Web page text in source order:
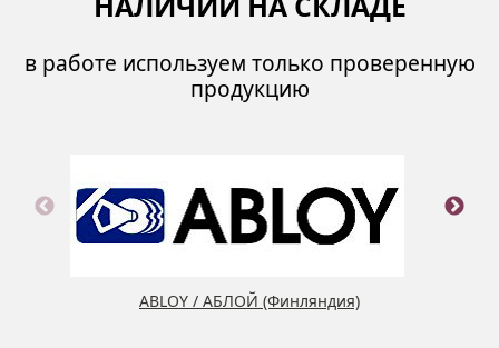
в работе используем только проверенную
продукцию
ABLOY / АБЛОЙ (Финляндия)